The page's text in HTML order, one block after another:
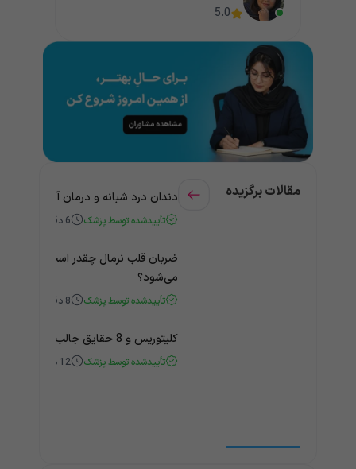
5.0
مقالات برگزیده دندان درد شبانه و درمان آن +
تأییدشده توسط پزشک 6 دقیقه
ضربان قلب نرمال چقدر است؟ چه
می‌شود؟
تأییدشده توسط پزشک 8 دقیقه
کلیتوریس و 8 حقایق جالب و باورنکردنی درباره آن
تأییدشده توسط پزشک 12 دقیقه